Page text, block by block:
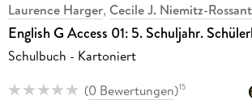
Laurence Harger, Cecile J. Niemitz-Rossant
English G Access 01: 5. Schuljahr.
Schulbuch - Kartoniert
(0 Bewertungen)15